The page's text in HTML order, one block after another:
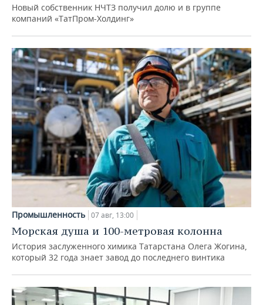
Новый собственник НЧТЗ получил долю и в группе
компаний «ТатПром-Холдинг»
Промышленность 07 авг, 13:00
Морская душа и 100-метровая колонна
История заслуженного химика Татарстана Олега Жогина,
который 32 года знает завод до последнего винтика